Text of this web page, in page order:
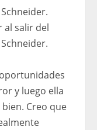
al salir del
y luego ella
Creo que